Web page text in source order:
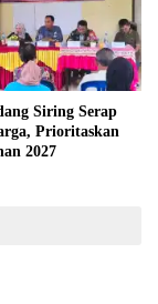
Siring Serap
Prioritaskan
2027